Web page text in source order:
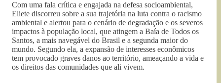
Com uma fala crítica e engajada na defesa socioambiental,
Eliete discorreu sobre a sua trajetória na luta contra o racismo
ambiental e alertou para o cenário de degradação e os severos
impactos à população local, que atingem a Baía de Todos os
Santos, a mais navegável do Brasil e a segunda maior do
mundo. Segundo ela, a expansão de interesses econômicos
tem provocado graves danos ao território, ameaçando a vida e
os direitos das comunidades que ali vivem.